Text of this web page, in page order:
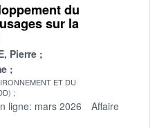
du
sur la
Pierre
ET DU
ligne: mars 2026
Affaire